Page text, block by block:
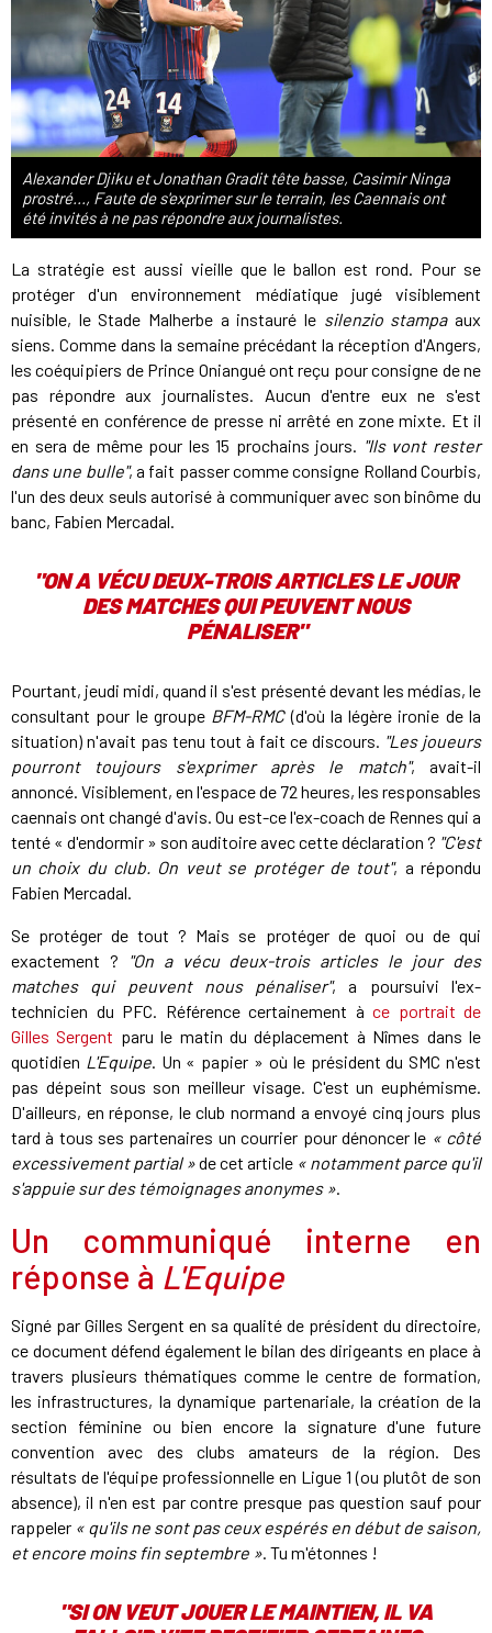
Alexander Djiku et Jonathan Gradit tête basse, Casimir Ninga
prostré..., Faute de s'exprimer sur le terrain, les Caennais ont
été invités à ne pas répondre aux journalistes.
La stratégie est aussi vieille que le ballon est rond. Pour se
protéger d'un environnement médiatique jugé visiblement
nuisible, le Stade Malherbe a instauré le silenzio stampaaux
siens. Comme dans la semaine précédant la réception d'Angers,
les coéquipiers de Prince Oniangué ont reçu pour consigne de ne
pas répondre aux journalistes. Aucun d'entre eux ne s'est
présenté en conférence de presse ni arrêté en zone mixte. Et il
en sera de même pour les 15 prochains jours. "Ils vont rester
dans une bulle", a fait passer comme consigne Rolland Courbis,
l'un des deux seuls autorisé à communiquer avec son binôme du
banc, Fabien Mercadal.
"ON A VÉCU DEUX-TROIS ARTICLES LE JOUR
DES MATCHES QUI PEUVENT NOUS
PÉNALISER"
Pourtant, jeudi midi, quand il s'est présenté devant les médias, le
consultant pour le groupe BFM-RMC(d'où la légère ironie de la
situation) n'avait pas tenu tout à fait ce discours. "Les joueurs
pourront toujours s'exprimer après le match", avait-il
annoncé. Visiblement, en l'espace de 72 heures, les responsables
caennais ont changé d'avis. Ou est-ce l'ex-coach de Rennes qui a
tenté « d'endormir » son auditoire avec cette déclaration ? "C'est
un choix du club. On veut se protéger de tout", a répondu
Fabien Mercadal.
Se protéger de tout ? Mais se protéger de quoi ou de qui
exactement ?
"On a vécu deux-trois articles le jour des
matches qui peuvent nous pénaliser", a poursuivi l'ex-
technicien du PFC. Référence certainement à ce portrait de
Gilles Sergent paru le matin du déplacement à Nîmes dans le
quotidien L'Equipe. Un « papier » où le président du SMC n'est
pas dépeint sous son meilleur visage. C'est un euphémisme.
D'ailleurs, en réponse, le club normand a envoyé cinq jours plus
tard à tous ses partenaires un courrier pour dénoncer le « côté
excessivement partial »de cet article « notamment parce qu'il
s'appuie sur des témoignages anonymes ».
Un communiqué interne en
réponse à L'Equipe
Signé par Gilles Sergent en sa qualité de président du directoire,
ce document défend également le bilan des dirigeants en place à
travers plusieurs thématiques comme le centre de formation,
les infrastructures, la dynamique partenariale, la création de la
section féminine ou bien encore la signature d'une future
convention avec des clubs amateurs de la région. Des
résultats de l'équipe professionnelle en Ligue 1 (ou plutôt de son
absence), il n'en est par contre presque pas question sauf pour
rappeler « qu'ils ne sont pas ceux espérés en début de saison,
et encore moins fin septembre ». Tu m'étonnes !
"SI ON VEUT JOUER LE MAINTIEN, IL VA